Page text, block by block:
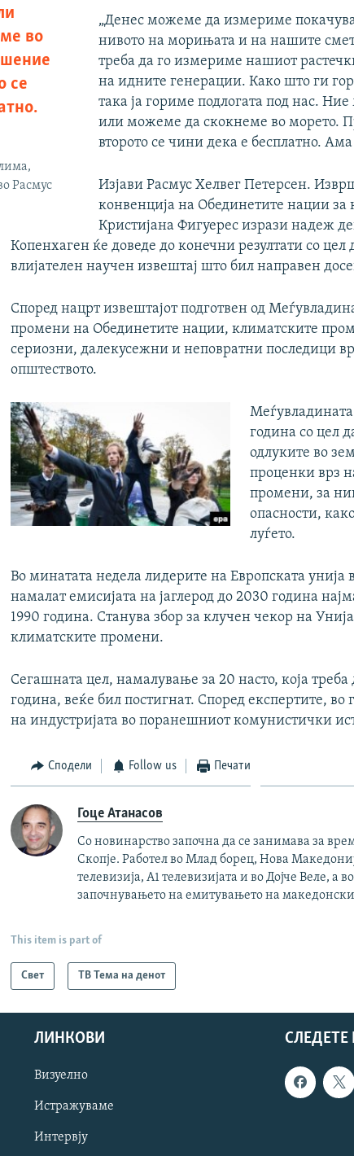
во
се
Расмус
„Денес можеме да измериме
нивото на морињата и на нашите
треба да го измериме нашиот
на идните генерации. Како што ги
така ја гориме подлогата под нас.
или можеме да скокнеме во морето.
второто се чини дека е бесплатно. Ама
Изјави Расмус Хелвег Петерсен.
конвенција на Обединетите нации
Кристијана Фигуерес изрази надеж
Копенхаген ќе доведе до конечни резултати со цел
влијателен научен извештај што бил направен
Според нацрт извештајот подготвен од
промени на Обединетите нации, климатските
сериозни, далекусежни и неповратни последици
општеството.
година со цел
одлуките во
проценки врз
промени, за
опасности,
луѓето.
Во минатата недела лидерите на Европската унија
намалат емисијата на јаглерод до 2030 година
1990 година. Станува збор за клучен чекор на
климатските промени.
Сегашната цел, намалување за 20 насто, која
година, веќе бил постигнат. Според експертите,
на индустријата во поранешниот комунистички
Сподели Follow us Печати
Гоце Атанасов
Со новинарство започна да се занимава за
Скопје. Работел во Млад борец, Нова
телевизија, А1 телевизијата и во Дојче Веле, а
започнувањето на емитувањето на македонски
This item is part of
Свет ТВ Тема на денот
СЛЕДЕТЕ
ЛИНКОВИ
Визуелно
Истражуваме
Интервју